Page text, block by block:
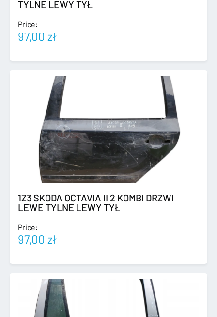
TYLNE LEWY TYŁ
Price:
97,00 zł
1Z3 SKODA OCTAVIA II 2 KOMBI DRZWI
LEWE TYLNE LEWY TYŁ
Price:
97,00 zł